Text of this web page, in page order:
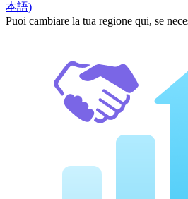
本語)
Puoi cambiare la tua regione qui, se